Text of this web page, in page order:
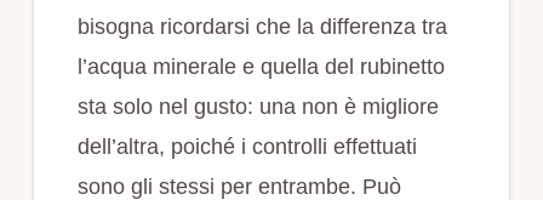
bisogna ricordarsi che la differenza tra
l’acqua minerale e quella del rubinetto
sta solo nel gusto: una non è migliore
dell’altra, poiché i controlli effettuati
sono gli stessi per entrambe. Può